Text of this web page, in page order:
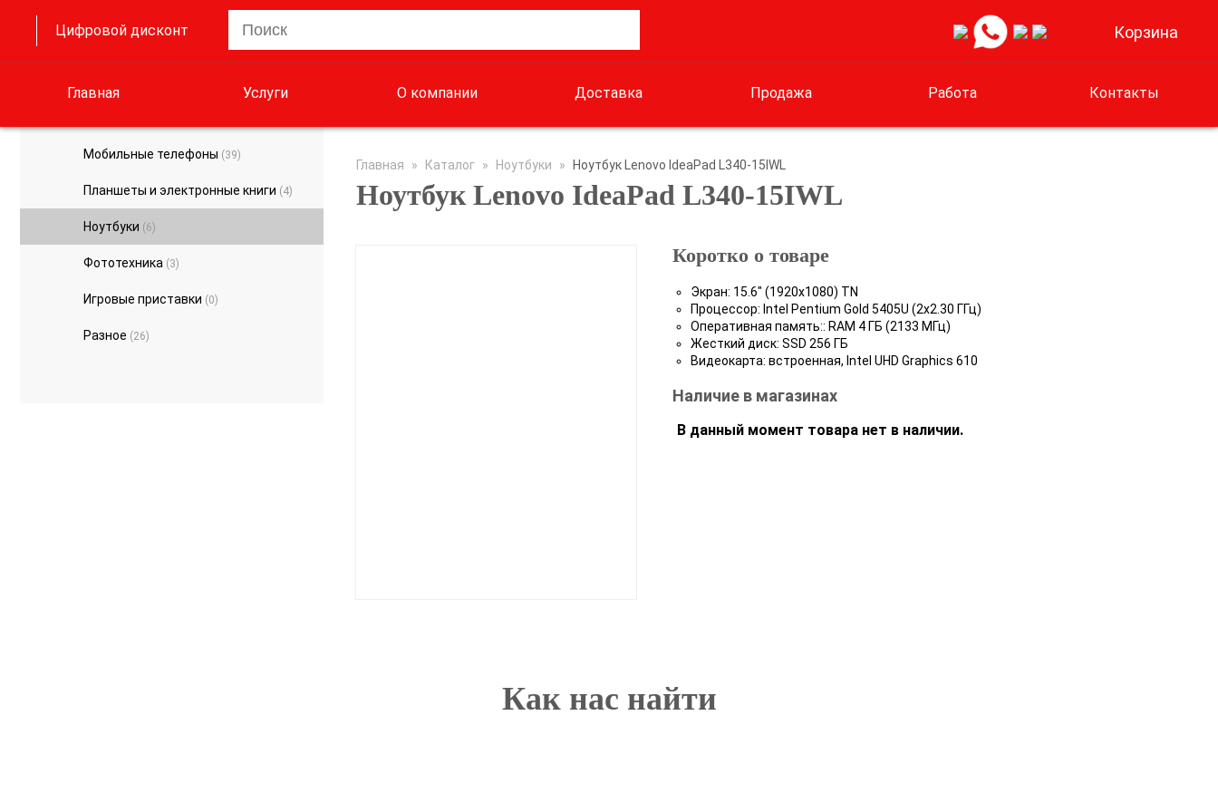
Цифровой дисконт Корзина
Главная Услуги О компании Доставка Продажа Работа Контакты
Мобильные телефоны (39)
Планшеты и электронные книги (4)
Ноутбуки (6)
Фототехника (3)
Игровые приставки (0)
Разное (26)
Главная » Каталог » Ноутбуки » Ноутбук Lenovo IdeaPad L340-15IWL
Ноутбук Lenovo IdeaPad L340-15IWL
Коротко о товаре
Экран: 15.6" (1920x1080) TN
Процессор: Intel Pentium Gold 5405U (2x2.30 ГГц)
Оперативная память:: RAM 4 ГБ (2133 МГц)
Жесткий диск: SSD 256 ГБ
Видеокарта: встроенная, Intel UHD Graphics 610
Наличие в магазинах
В данный момент товара нет в наличии.
Как нас найти